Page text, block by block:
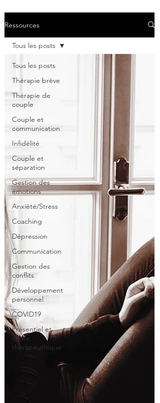
Ressources
Tous les posts
Thérapie brève
Thérapie de
couple
Couple et
communication
Infidélité
Couple et
séparation
Gestion des
émotions
Anxiété/Stress
Coaching
Dépression
Communication
Gestion des
conflits
Développement
personnel
COVID19
Présentiel et
cadre
thérapeuthique
Tous les posts